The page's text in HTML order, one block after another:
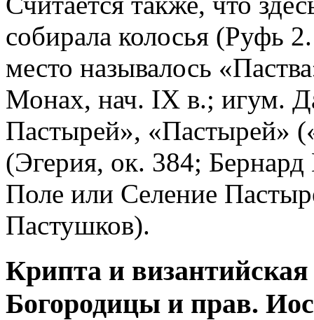
собирала колосья (Руфь
место называлось
Монах, нач. IX в.; игум.
Пастырей», «Пастырей»
(Эгерия, ок. 384;
Поле или Селение
Пастушков).
Крипта и
Богородицы и прав.